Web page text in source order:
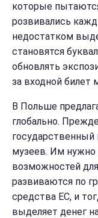
которые
розвивались
недостатком
становятся
обновлять
за входной билет
В Польше
глобально.
музеев. Им
возможностей
развиваются по
средства ЕС, и
выделяет денег